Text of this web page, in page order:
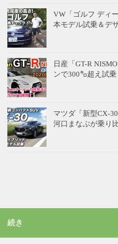
VW「ゴルフ ディ
本モデル試乗＆デ
日産「GT-R
ンで300㌔超え試乗
マツダ「新型CX-
河口まなぶが乗り
続き